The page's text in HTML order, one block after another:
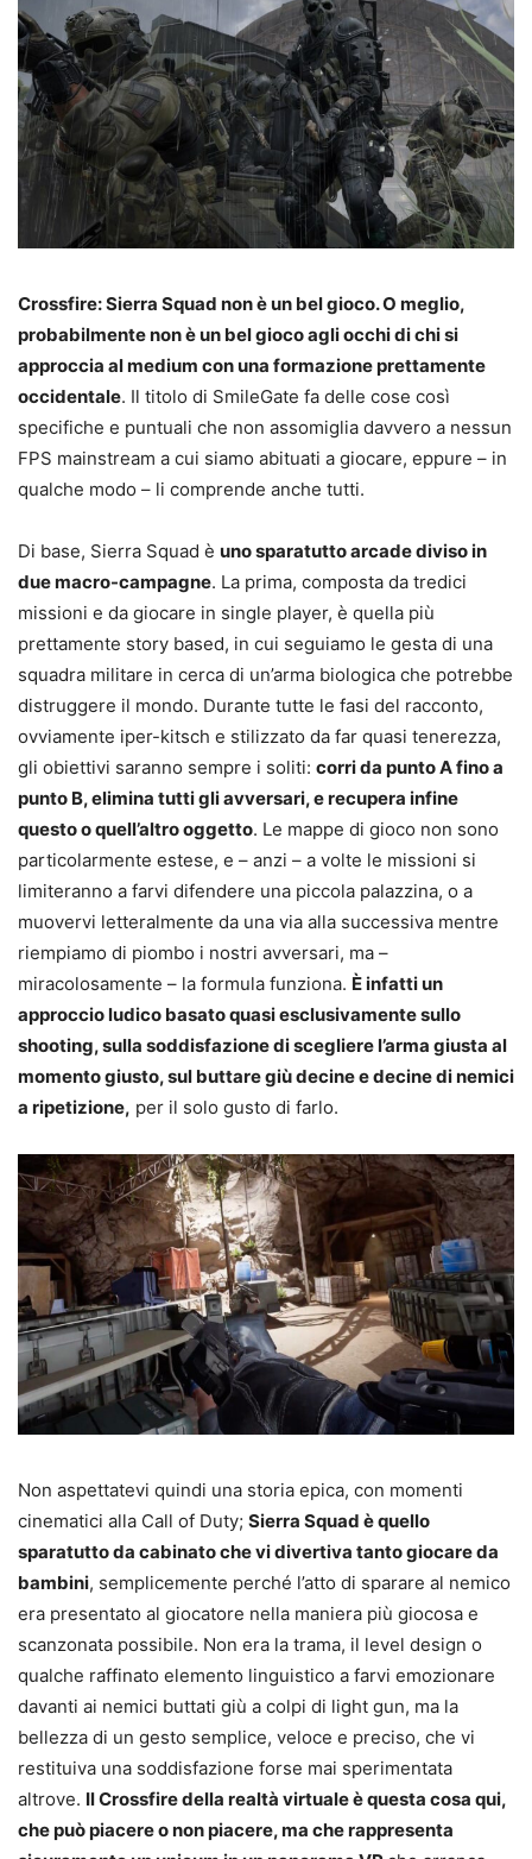
Crossfire: Sierra Squad non è un bel gioco. O meglio,
probabilmente non è un bel gioco agli occhi di chi si
approccia al medium con una formazione prettamente
occidentale. Il titolo di SmileGate fa delle cose così
specifiche e puntuali che non assomiglia davvero a nessun
FPS mainstream a cui siamo abituati a giocare, eppure – in
qualche modo – li comprende anche tutti.
Di base, Sierra Squad è uno sparatutto arcade diviso in
due macro-campagne. La prima, composta da tredici
missioni e da giocare in single player, è quella più
prettamente story based, in cui seguiamo le gesta di una
squadra militare in cerca di un’arma biologica che potrebbe
distruggere il mondo. Durante tutte le fasi del racconto,
ovviamente iper-kitsch e stilizzato da far quasi tenerezza,
gli obiettivi saranno sempre i soliti: corri da punto A fino a
punto B, elimina tutti gli avversari, e recupera infine
questo o quell’altro oggetto. Le mappe di gioco non sono
particolarmente estese, e – anzi – a volte le missioni si
limiteranno a farvi difendere una piccola palazzina, o a
muovervi letteralmente da una via alla successiva mentre
riempiamo di piombo i nostri avversari, ma –
miracolosamente – la formula funziona. È infatti un
approccio ludico basato quasi esclusivamente sullo
shooting, sulla soddisfazione di scegliere l’arma giusta al
momento giusto, sul buttare giù decine e decine di nemici
a ripetizione, per il solo gusto di farlo.
Non aspettatevi quindi una storia epica, con momenti
cinematici alla Call of Duty; Sierra Squad è quello
sparatutto da cabinato che vi divertiva tanto giocare da
bambini, semplicemente perché l’atto di sparare al nemico
era presentato al giocatore nella maniera più giocosa e
scanzonata possibile. Non era la trama, il level design o
qualche raffinato elemento linguistico a farvi emozionare
davanti ai nemici buttati giù a colpi di light gun, ma la
bellezza di un gesto semplice, veloce e preciso, che vi
restituiva una soddisfazione forse mai sperimentata
altrove. Il Crossfire della realtà virtuale è questa cosa qui,
che può piacere o non piacere, ma che rappresenta